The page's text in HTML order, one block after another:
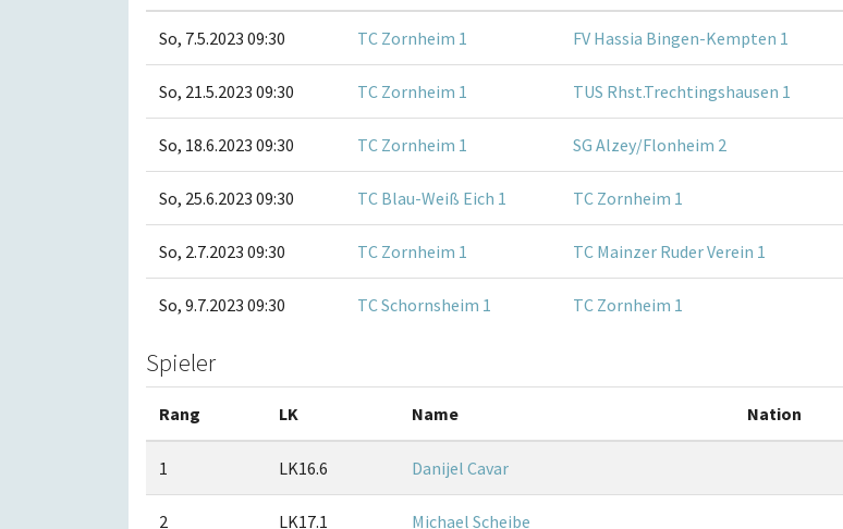
So, 7.5.2023 09:30 TC Zornheim 1 FV Hassia Bingen-Kempten 1
So, 21.5.2023 09:30 TC Zornheim 1 TUS Rhst.Trechtingshausen 1
So, 18.6.2023 09:30 TC Zornheim 1 SG Alzey/Flonheim 2
So, 25.6.2023 09:30 TC Blau-Weiß Eich 1 TC Zornheim 1
So, 2.7.2023 09:30 TC Zornheim 1 TC Mainzer Ruder Verein 1
So, 9.7.2023 09:30 TC Schornsheim 1 TC Zornheim 1
Spieler
Rang LK Name Nation
1 LK16.6 Danijel Cavar
2 LK17.1 Michael Scheibe